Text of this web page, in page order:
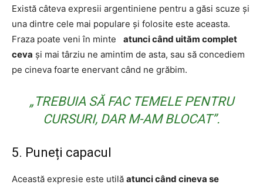
Există câteva expresii argentiniene pentru a găsi scuze și
una dintre cele mai populare și folosite este aceasta.
Fraza poate veni în minte atunci când uităm complet
ceva și mai târziu ne amintim de asta, sau să concediem
pe cineva foarte enervant când ne grăbim.
„TREBUIA SĂ FAC TEMELE PENTRU
CURSURI, DAR M-AM BLOCAT”.
5. Puneți capacul
Această expresie este utilă atunci când cineva se